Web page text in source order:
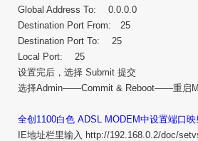
Global Address To: 0.0.0.0
Destination Port From: 25
Destination Port To: 25
Local Port: 25
设置完后，选择 Submit 提交
选择Admin——Commit & Reboot——重启
全创1100白色 ADSL MODEM中设置端口映
IE地址栏里输入 http://192.168.0.2/doc/